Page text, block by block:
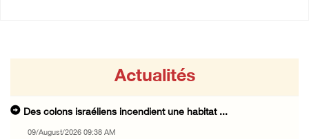
Actualités
Des colons israéliens incendient une habitat ...
09/August/2026 09:38 AM